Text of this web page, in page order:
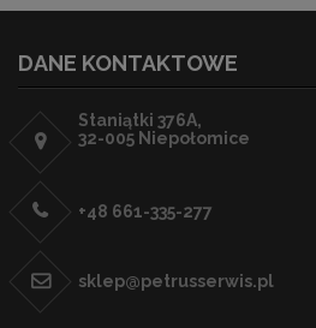
DANE KONTAKTOWE
Staniątki 376A,
32-005 Niepołomice
+48 661-335-277
sklep@petrusserwis.pl